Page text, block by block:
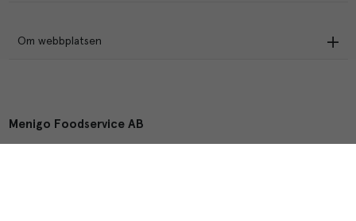
Om webbplatsen
Menigo Foodservice AB